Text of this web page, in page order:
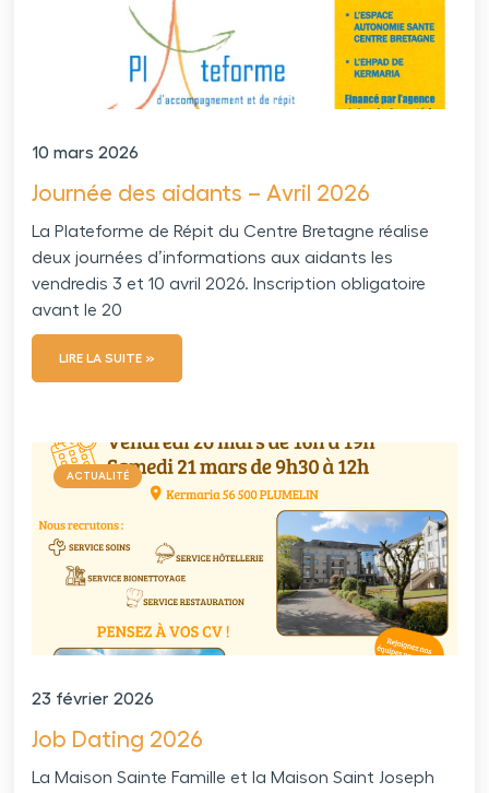
Journée des aidants – Avril 2026
La Plateforme de Répit du Centre Bretagne réalise
deux journées d’informations aux aidants les
vendredis 3 et 10 avril 2026. Inscription obligatoire
avant le 20
LIRE LA SUITE »
10 mars 2026
ACTUALITÉ
Job Dating 2026
La Maison Sainte Famille et la Maison Saint Joseph
23 février 2026